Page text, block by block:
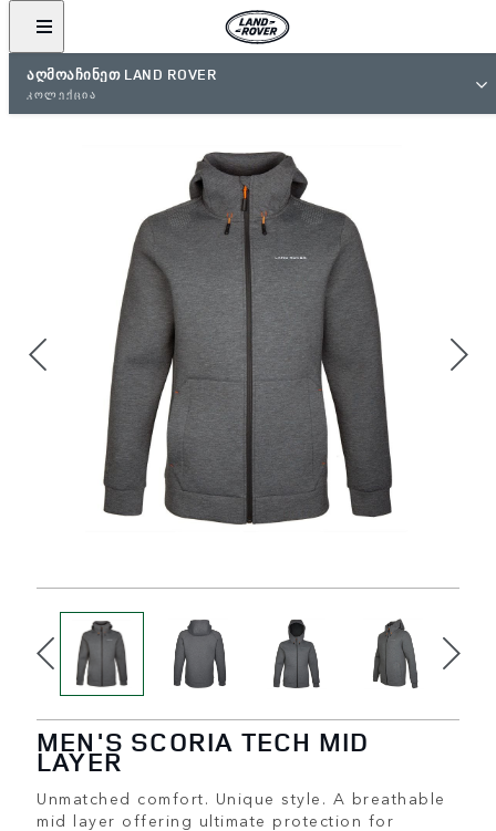
ᲐᲦᲛᲝᲐᲩᲘᲜᲔᲗ LAND ROVER
ᲙᲝᲚᲔᲥᲪᲘᲐ
MEN'S SCORIA TECH MID
LAYER
Unmatched comfort. Unique style. A breathable
mid layer offering ultimate protection for